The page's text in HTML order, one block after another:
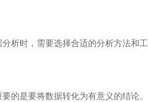
析时，需要选择合适的分析方法
的是要将数据转化为有意义的结